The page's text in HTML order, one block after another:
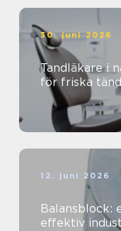
30. juni 2026
Tandläkare i nacka så hittar
för friska
12. juni 2026
Balansblock:
effektiv